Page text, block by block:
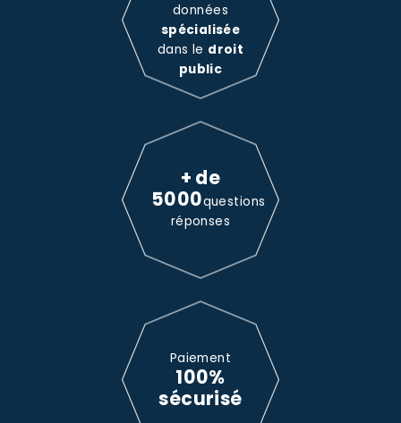
données
spécialisée
dans le droit
public
+ de
5000questions
réponses
Paiement
100%
sécurisé